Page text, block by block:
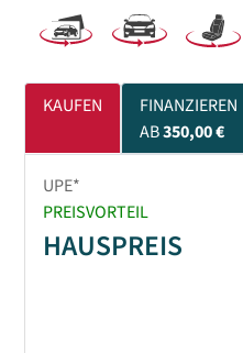
KAUFEN
FINANZIEREN
AB350,00 €
UPE*
PREISVORTEIL
HAUSPREIS